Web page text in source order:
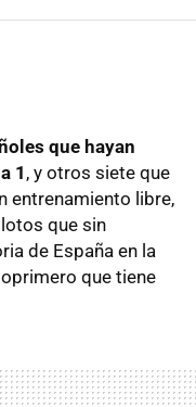
que hayan
1 , y otros siete que
entrenamiento libre,
que sin
de España en la
que tiene